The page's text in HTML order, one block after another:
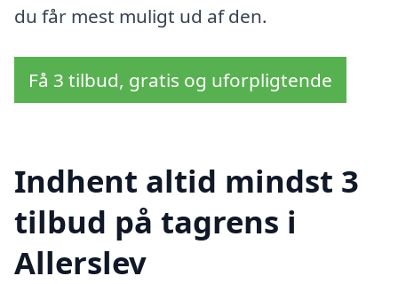
du får mest muligt ud af den.
Få 3 tilbud, gratis og uforpligtende
Indhent altid mindst 3
tilbud på tagrens i
Allerslev